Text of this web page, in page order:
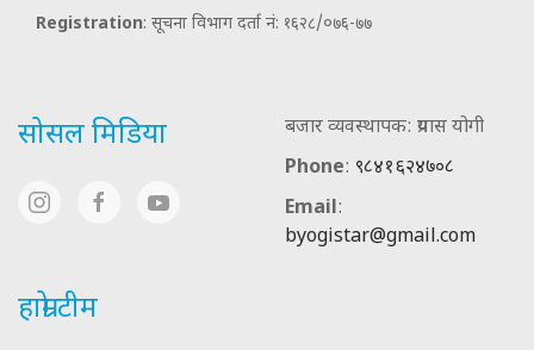
Registration: सूचना विभाग दर्ता नं: १६२८/०७६-७७
सोसल मिडिया
बजार व्यवस्थापक: प्रयास योगी
Phone: ९८४१६२४७०८
Email:
byogistar@gmail.com
हाम्रो टीम